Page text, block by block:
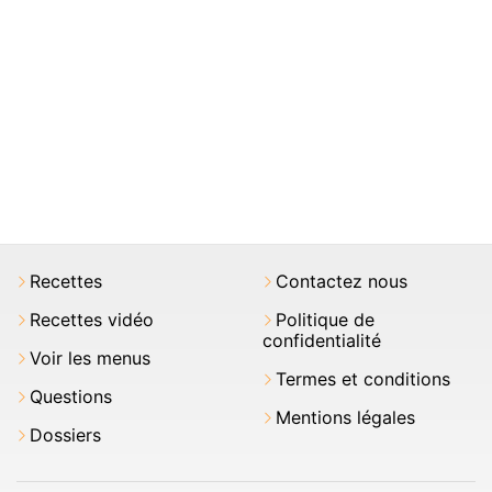
Recettes
Recettes vidéo
Voir les menus
Questions
Dossiers
Contactez nous
Politique de
confidentialité
Termes et conditions
Mentions légales